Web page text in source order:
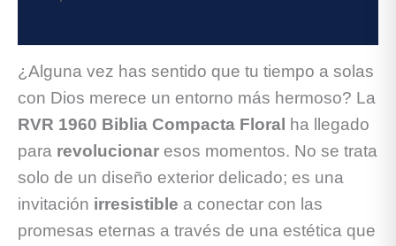
¿Alguna vez has sentido que tu tiempo a solas
con Dios merece un entorno más hermoso? La
RVR 1960 Biblia Compacta Floral
ha llegado
para revolucionar esos momentos. No se trata
solo de un diseño exterior delicado; es una
invitación irresistible a conectar con las
promesas eternas a través de una estética que